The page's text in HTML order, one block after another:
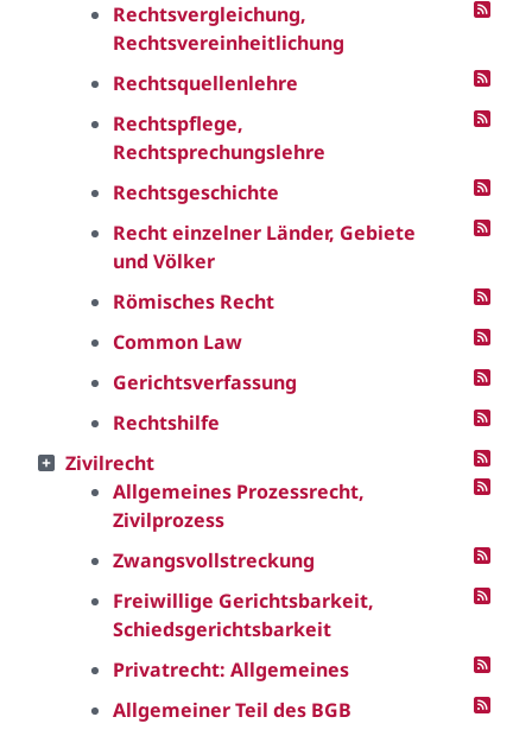
Rechtsvergleichung,
Rechtsvereinheitlichung
Rechtsquellenlehre
Rechtspflege,
Rechtsprechungslehre
Rechtsgeschichte
Recht einzelner Länder, Gebiete
und Völker
Römisches Recht
Common Law
Gerichtsverfassung
Rechtshilfe
Zivilrecht
Allgemeines Prozessrecht,
Zivilprozess
Zwangsvollstreckung
Freiwillige Gerichtsbarkeit,
Schiedsgerichtsbarkeit
Privatrecht: Allgemeines
Allgemeiner Teil des BGB